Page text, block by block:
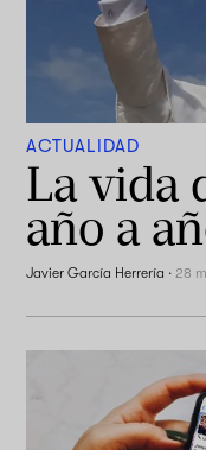
ACTUALIDAD
La vida
año a
Javier García Herrería · 28